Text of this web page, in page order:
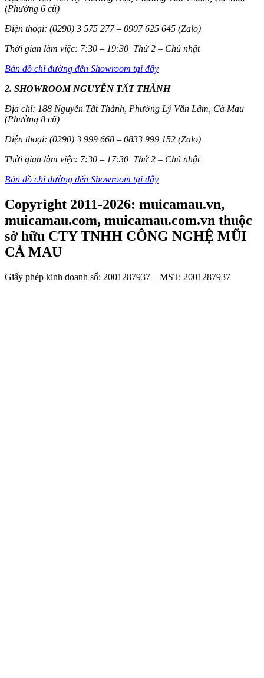
(Phường 6 cũ)
Điện thoại: (0290) 3 575 277 – 0907 625 645 (Zalo)
Thời gian làm việc: 7:30 – 19:30| Thứ 2 – Chủ nhật
Bản đồ chỉ đường đến Showroom tại đây
2. SHOWROOM NGUYỄN TẤT THÀNH
Địa chỉ: 188 Nguyễn Tất Thành, Phường Lý Văn Lâm, Cà Mau
(Phường 8 cũ)
Điện thoại: (0290) 3 999 668 – 0833 999 152 (Zalo)
Thời gian làm việc: 7:30 – 17:30| Thứ 2 – Chủ nhật
Bản đồ chỉ đường đến Showroom tại đây
Copyright 2011-2026: muicamau.vn,
muicamau.com, muicamau.com.vn thuộc
sở hữu CTY TNHH CÔNG NGHỆ MŨI
CÀ MAU
Giấy phép kinh doanh số: 2001287937 – MST: 2001287937